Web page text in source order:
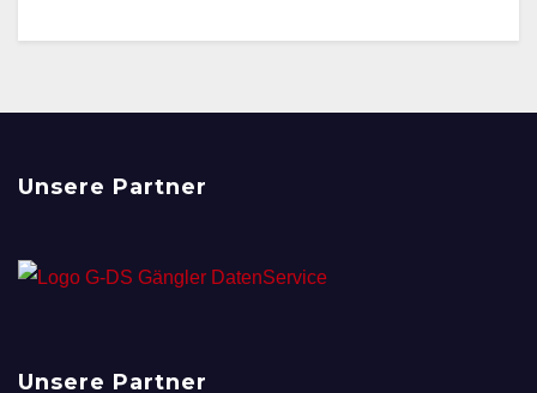
Unsere Partner
Unsere Partner